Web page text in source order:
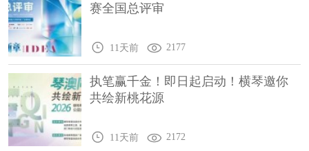
赛全国总评审
11天前 2177
执笔赢千金！即日起启动！横琴邀你
共绘新桃花源
11天前 2172